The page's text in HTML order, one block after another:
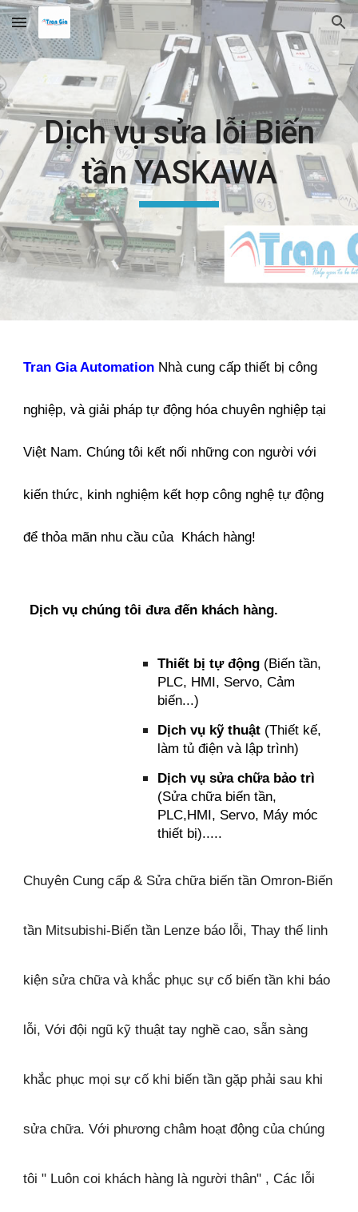
Skip to main content Skip to navigation
Dịch vụ sửa lỗi Biến
tần YASKAWA
Tran Gia Automation Nhà cung cấp thiết bị công
nghiệp, và giải pháp tự động hóa chuyên nghiệp tại
Việt Nam. Chúng tôi kết nối những con người với
kiến thức, kinh nghiệm kết hợp công nghệ tự động
để thỏa mãn nhu cầu của Khách hàng!
Dịch vụ chúng tôi đưa đến khách hàng.
Thiết bị tự động (Biến tần,
PLC, HMI, Servo, Cảm
biến...)
Dịch vụ kỹ thuật (Thiết kế,
làm tủ điện và lập trình)
Dịch vụ sửa chữa bảo trì
(Sửa chữa biến tần,
PLC,HMI, Servo, Máy móc
thiết bị).....
Chuyên Cung cấp & Sửa chữa biến tần Omron-Biến
tần Mitsubishi-Biến tần Lenze báo lỗi, Thay thế linh
kiện sửa chữa và khắc phục sự cố biến tần khi báo
lỗi, Với đội ngũ kỹ thuật tay nghề cao, sẵn sàng
khắc phục mọi sự cố khi biến tần gặp phải sau khi
sửa chữa. Với phương châm hoạt động của chúng
tôi " Luôn coi khách hàng là người thân" , Các lỗi